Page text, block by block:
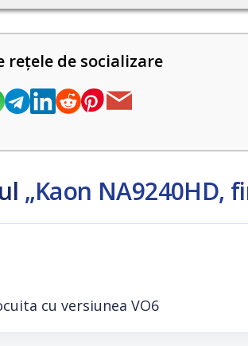
rețele de socializare
„Kaon NA9240HD,
cu versiunea VO6